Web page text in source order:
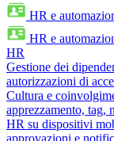
HR e
HR e
HR
Gestione dei
autorizzazioni di
Cultura e
apprezzamento, tag,
HR su dispositivi
approvazioni e